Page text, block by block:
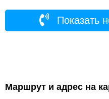
Показать
Маршрут и адрес на